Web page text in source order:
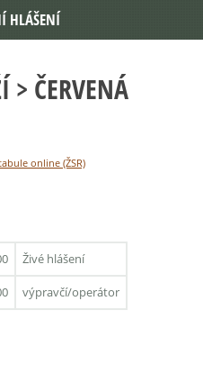
> ČERVENÁ
online (ŽSR)
Živé hlášení
výpravčí/operátor
HLÁŠENÍ